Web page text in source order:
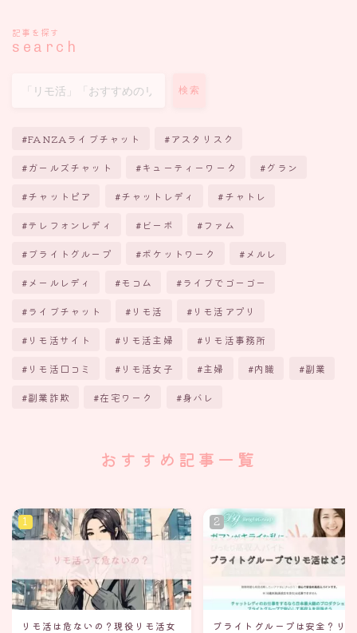
記事を探す
search
検索
FANZAライブチャット アスタリスク
ガールズチャット キューティーワーク グラン
チャットピア チャットレディ チャトレ
テレフォンレディ ビーボ ファム
ブライトグループ ポケットワーク メルレ
メールレディ モコム ライブでゴーゴー
ライブチャット リモ活 リモ活アプリ
リモ活サイト リモ活主婦 リモ活事務所
リモ活口コミ リモ活女子 主婦 内職 副業
副業詐欺 在宅ワーク 身バレ
おすすめ記事一覧
リモ活は危ないの？現役リモ活女
ブライトグループは安全？リ